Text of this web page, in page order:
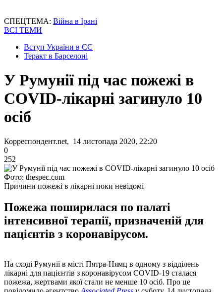
СПЕЦТЕМА: Війна в Ірані
ВСІ ТЕМИ
Вступ України в ЄС
Теракт в Барселоні
У Румунії під час пожежі в
COVID-лікарні загинуло 10
осіб
Корреспондент.net, 14 листопада 2020, 22:20
0
252
Фото: thespec.com
Причини пожежі в лікарні поки невідомі
Пожежа поширилася по палаті
інтенсивної терапії, призначеній для
пацієнтів з коронавірусом.
На сході Румунії в місті Пятра-Нямц в одному з відділень
лікарні для пацієнтів з коронавірусом COVID-19 сталася
пожежа, жертвами якої стали не менше 10 осіб. Про це